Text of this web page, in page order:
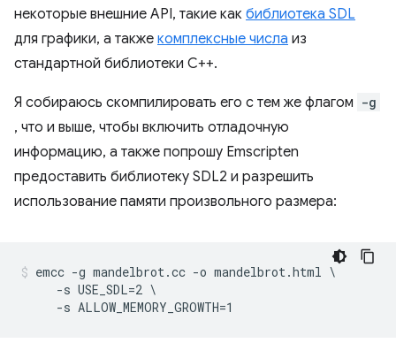
некоторые внешние API, такие как библиотека SDL
для графики, а также комплексные числа из
стандартной библиотеки C++.
Я собираюсь скомпилировать его с тем же флагом -g
, что и выше, чтобы включить отладочную
информацию, а также попрошу Emscripten
предоставить библиотеку SDL2 и разрешить
использование памяти произвольного размера:
emcc -g mandelbrot.cc -o mandelbrot.html \
     -s USE_SDL=2 \